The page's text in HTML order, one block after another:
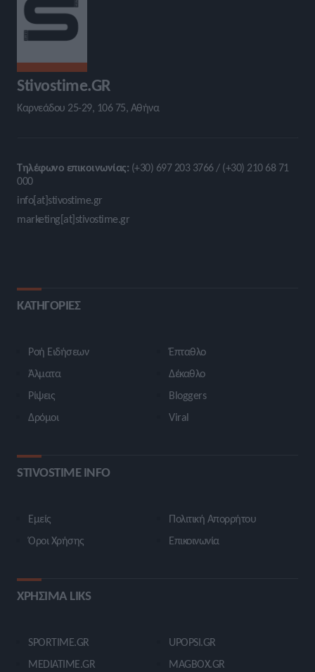
Stivostime.GR
Καρνεάδου 25-29, 106 75, Αθήνα
Τηλέφωνο επικοινωνίας: (+30) 697 203 3766 / (+30) 210 68 71
000
info[at]stivostime.gr
marketing[at]stivostime.gr
ΚΑΤΗΓΟΡΙΕΣ
Ροή Ειδήσεων
Άλματα
Ρίψεις
Δρόμοι
Έπταθλο
Δέκαθλο
Bloggers
Viral
STIVOSTIME INFO
Εμείς
Όροι Χρήσης
Πολιτική Απορρήτου
Επικοινωνία
ΧΡΗΣΙΜΑ LIKS
SPORTIME.GR
MEDIATIME.GR
UPOPSI.GR
MAGBOX.GR